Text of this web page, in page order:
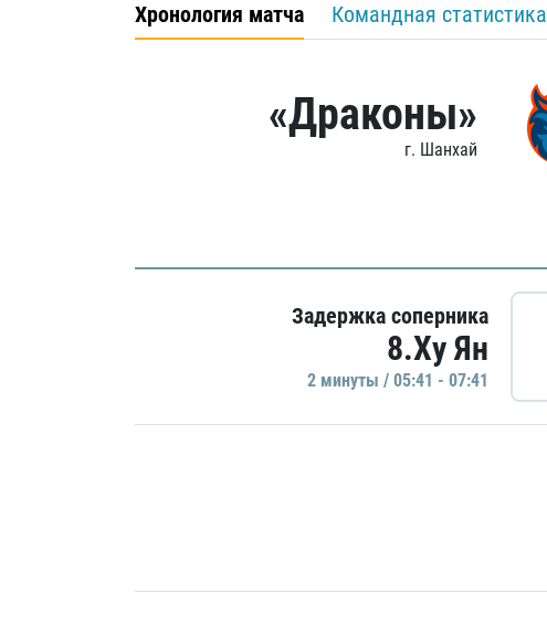
Хронология матча Командная статистика
«Драконы»
г. Шанхай
Задержка соперника
8.Ху Ян
2 минуты / 05:41 - 07:41